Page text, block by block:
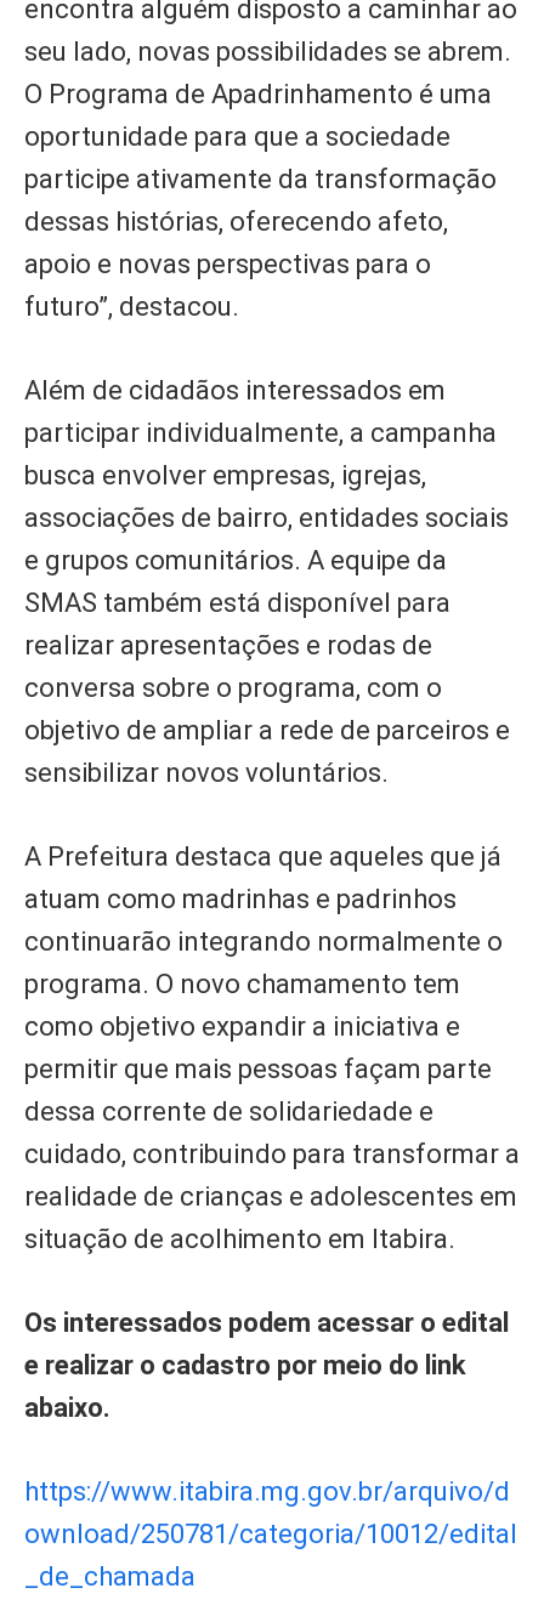
encontra alguém disposto a caminhar ao
seu lado, novas possibilidades se abrem.
O Programa de Apadrinhamento é uma
oportunidade para que a sociedade
participe ativamente da transformação
dessas histórias, oferecendo afeto,
apoio e novas perspectivas para o
futuro”, destacou.
Além de cidadãos interessados em
participar individualmente, a campanha
busca envolver empresas, igrejas,
associações de bairro, entidades sociais
e grupos comunitários. A equipe da
SMAS também está disponível para
realizar apresentações e rodas de
conversa sobre o programa, com o
objetivo de ampliar a rede de parceiros e
sensibilizar novos voluntários.
A Prefeitura destaca que aqueles que já
atuam como madrinhas e padrinhos
continuarão integrando normalmente o
programa. O novo chamamento tem
como objetivo expandir a iniciativa e
permitir que mais pessoas façam parte
dessa corrente de solidariedade e
cuidado, contribuindo para transformar a
realidade de crianças e adolescentes em
situação de acolhimento em Itabira.
Os interessados podem acessar o edital
e realizar o cadastro por meio do link
abaixo.
https://www.itabira.mg.gov.br/arquivo/d
ownload/250781/categoria/10012/edital
_de_chamada